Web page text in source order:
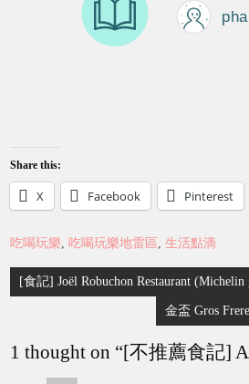
Share this:
X Facebook Pinterest
吃喝玩樂,吃喝玩樂地雷區,生活點滴
Post
navigation
[食記] Joël Robuchon Restaurant
金盃 Gros
1 thought on “[不推薦食記]